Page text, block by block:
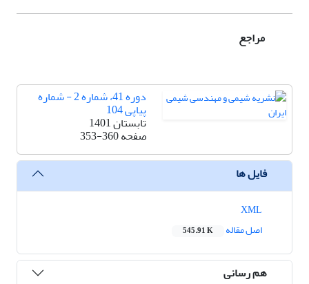
مراجع
دوره 41، شماره 2 - شماره
پیاپی 104
تابستان 1401
صفحه353-360
فایل ها
اصل مقاله
545.91 K
هم رسانی